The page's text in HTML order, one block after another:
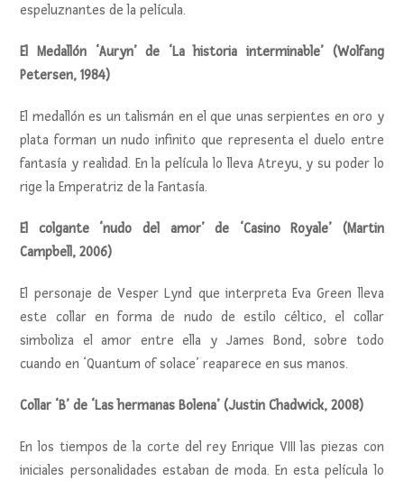
espeluznantes de la película.
El Medallón ‘Auryn’ de ‘La historia interminable’ (Wolfang
Petersen, 1984)
El medallón es un talismán en el que unas serpientes en oro y
plata forman un nudo infinito que representa el duelo entre
fantasía y realidad. En la película lo lleva Atreyu, y su poder lo
rige la Emperatriz de la Fantasía.
El colgante ‘nudo del amor’ de ‘Casino Royale’ (Martin
Campbell, 2006)
El personaje de Vesper Lynd que interpreta Eva Green lleva
este collar en forma de nudo de estilo céltico, el collar
simboliza el amor entre ella y James Bond, sobre todo
cuando en ‘Quantum of solace’ reaparece en sus manos.
Collar ‘B’ de ‘Las hermanas Bolena’ (Justin Chadwick, 2008)
En los tiempos de la corte del rey Enrique VIII las piezas con
iniciales personalidades estaban de moda. En esta película lo